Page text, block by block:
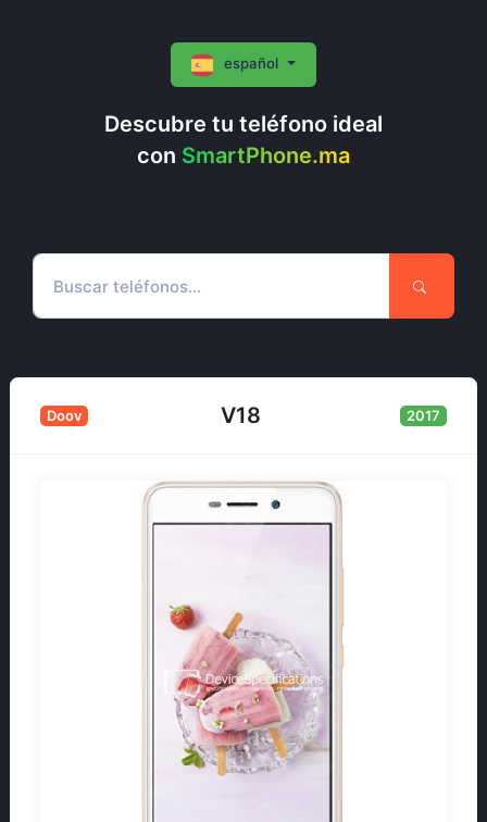
Descubre tu teléfono ideal
con SmartPhone.ma
español
Doov V18 2017